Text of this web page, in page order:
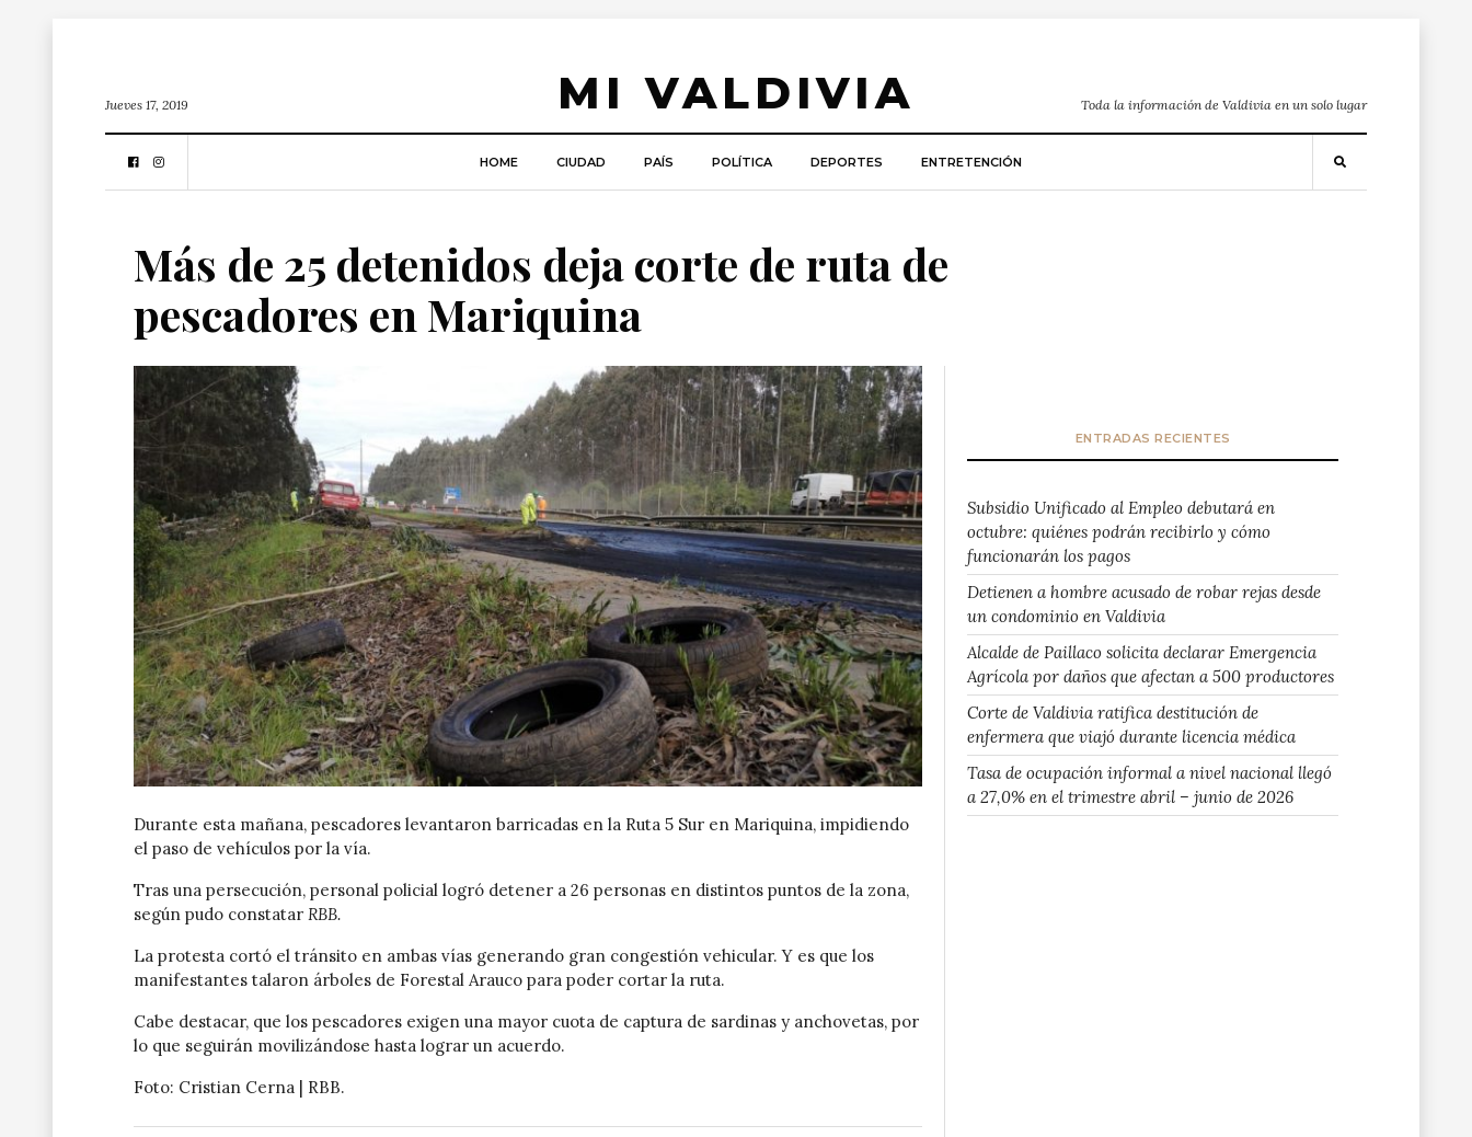
MI VALDIVIA
Jueves 17, 2019 Toda la información de Valdivia en un solo lugar
HOME CIUDAD PAÍS POLÍTICA DEPORTES ENTRETENCIÓN
Más de 25 detenidos deja corte de ruta de
pescadores en Mariquina
Durante esta mañana, pescadores levantaron barricadas en la Ruta 5 Sur en Mariquina, impidiendo
el paso de vehículos por la vía.
Tras una persecución, personal policial logró detener a 26 personas en distintos puntos de la zona,
según pudo constatar RBB.
La protesta cortó el tránsito en ambas vías generando gran congestión vehicular. Y es que los
manifestantes talaron árboles de Forestal Arauco para poder cortar la ruta.
Cabe destacar, que los pescadores exigen una mayor cuota de captura de sardinas y anchovetas, por
lo que seguirán movilizándose hasta lograr un acuerdo.
Foto: Cristian Cerna | RBB.
ENTRADAS RECIENTES
Subsidio Unificado al Empleo debutará en
octubre: quiénes podrán recibirlo y cómo
funcionarán los pagos
Detienen a hombre acusado de robar rejas desde
un condominio en Valdivia
Alcalde de Paillaco solicita declarar Emergencia
Agrícola por daños que afectan a 500 productores
Corte de Valdivia ratifica destitución de
enfermera que viajó durante licencia médica
Tasa de ocupación informal a nivel nacional llegó
a 27,0% en el trimestre abril – junio de 2026